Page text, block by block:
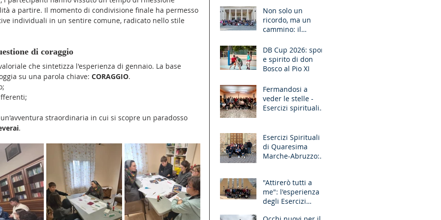
a partire. Il momento di condivisione finale ha permesso
individuali in un sentire comune, radicato nello stile
di coraggio
che sintetizza l'esperienza di gennaio. La base
su una parola chiave: CORAGGIO.
straordinaria in cui si scopre un paradosso
.
Non solo un
ricordo, ma un
cammino: il
unisce le
generazioni
DB Cup 2026: sport
e spirito di don
Bosco al Pio XI
Fermandosi a
veder le stelle -
Esercizi spirituali
Esercizi Spirituali
di Quaresima
Marche-Abruzzo:
"Attirerò tutti a
me": l'esperienza
degli Esercizi